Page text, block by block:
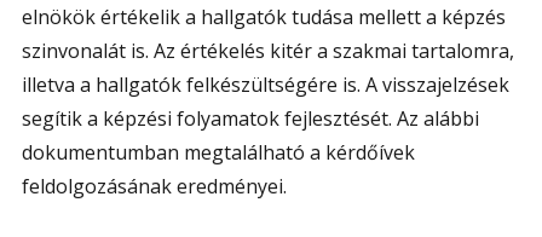
elnökök értékelik a hallgatók tudása mellett a képzés
szinvonalát is. Az értékelés kitér a szakmai tartalomra,
illetva a hallgatók felkészültségére is. A visszajelzések
segítik a képzési folyamatok fejlesztését. Az alábbi
dokumentumban megtalálható a kérdőívek
feldolgozásának eredményei.